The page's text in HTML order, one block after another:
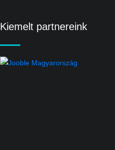
Kiemelt partnereink